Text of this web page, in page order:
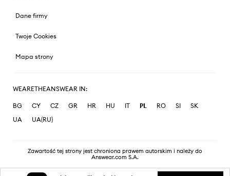
Dane firmy
Twoje Cookies
Mapa strony
WEARETHEANSWEAR IN:
BG CY CZ GR HR HU IT PL RO SI
SK
UA
UA(RU)
Zawartość tej strony jest chroniona prawem autorskim i należy do
Answear.com S.A.